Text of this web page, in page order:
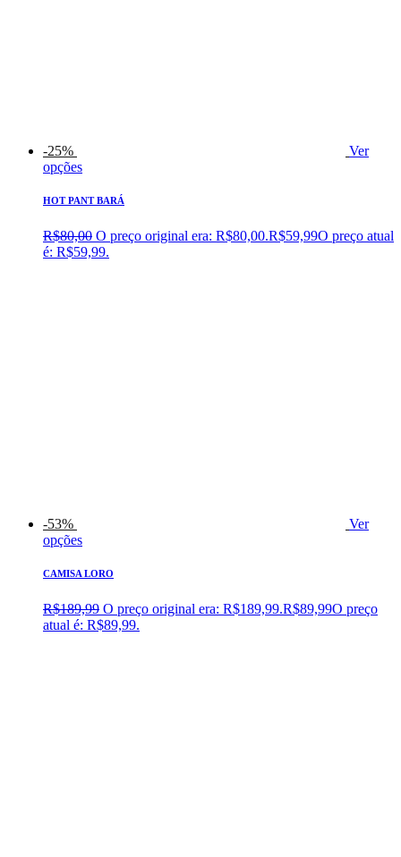
-25%
Ver
opções
HOT PANT BARÁ
R$80,00 O preço original era: R$80,00.R$59,99O preço atual
é: R$59,99.
-53%
Ver
opções
CAMISA LORO
R$189,99 O preço original era: R$189,99.R$89,99O preço
atual é: R$89,99.